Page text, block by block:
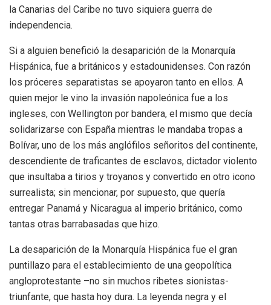
la Canarias del Caribe no tuvo siquiera guerra de
independencia.
Si a alguien benefició la desaparición de la Monarquía
Hispánica, fue a británicos y estadounidenses. Con razón
los próceres separatistas se apoyaron tanto en ellos. A
quien mejor le vino la invasión napoleónica fue a los
ingleses, con Wellington por bandera, el mismo que decía
solidarizarse con España mientras le mandaba tropas a
Bolívar, uno de los más anglófilos señoritos del continente,
descendiente de traficantes de esclavos, dictador violento
que insultaba a tirios y troyanos y convertido en otro icono
surrealista; sin mencionar, por supuesto, que quería
entregar Panamá y Nicaragua al imperio británico, como
tantas otras barrabasadas que hizo.
La desaparición de la Monarquía Hispánica fue el gran
puntillazo para el establecimiento de una geopolítica
angloprotestante –no sin muchos ribetes sionistas-
triunfante, que hasta hoy dura. La leyenda negra y el